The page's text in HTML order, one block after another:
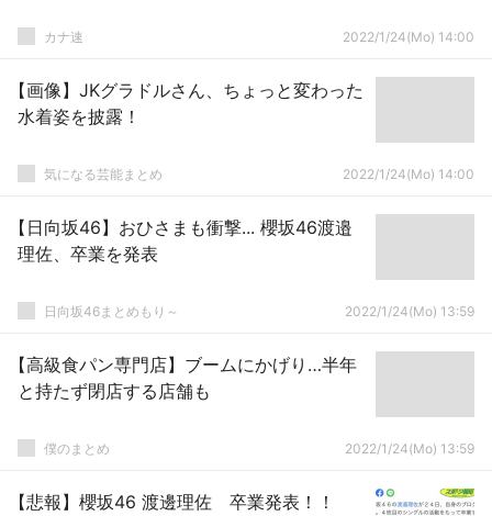
カナ速 2022/1/24(Mo) 14:00
【画像】JKグラドルさん、ちょっと変わった
水着姿を披露！
気になる芸能まとめ 2022/1/24(Mo) 14:00
【日向坂46】おひさまも衝撃... 櫻坂46渡邉
理佐、卒業を発表
日向坂46まとめもり～ 2022/1/24(Mo) 13:59
【高級食パン専門店】ブームにかげり…半年
と持たず閉店する店舗も
僕のまとめ 2022/1/24(Mo) 13:59
【悲報】櫻坂46 渡邊理佐 卒業発表！！